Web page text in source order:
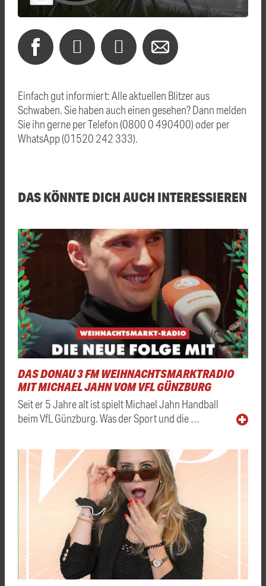
Einfach gut informiert: Alle aktuellen Blitzer aus
Schwaben. Sie haben auch einen gesehen? Dann melden
Sie ihn gerne per Telefon (0800 0 490400) oder per
WhatsApp (01520 242 333).
DAS KÖNNTE DICH AUCH INTERESSIEREN
DAS DONAU 3 FM WEIHNACHTSMARKTRADIO
MIT MICHAEL JAHN VOM VFL GÜNZBURG
Seit er 5 Jahre alt ist spielt Michael Jahn Handball
beim VfL Günzburg. Was der Sport und die …